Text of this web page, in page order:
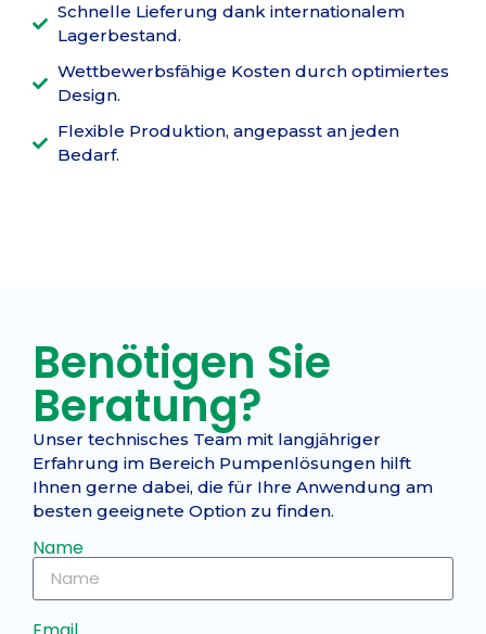
Schnelle Lieferung dank internationalem
Lagerbestand.
Wettbewerbsfähige Kosten durch optimiertes
Design.
Flexible Produktion, angepasst an jeden
Bedarf.
Benötigen Sie
Beratung?
Unser technisches Team mit langjähriger
Erfahrung im Bereich Pumpenlösungen hilft
Ihnen gerne dabei, die für Ihre Anwendung am
besten geeignete Option zu finden.
Name